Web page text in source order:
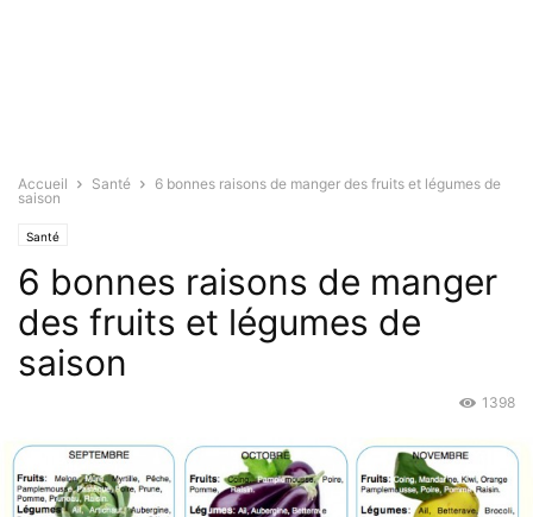
Accueil Santé
6 bonnes raisons de manger des fruits et légumes de
saison
Santé
6 bonnes raisons de manger
des fruits et légumes de
saison
1398